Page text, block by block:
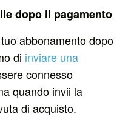
dopo il pagamento
abbonamento dopo
di inviare una
connesso
quando invii la
di acquisto.